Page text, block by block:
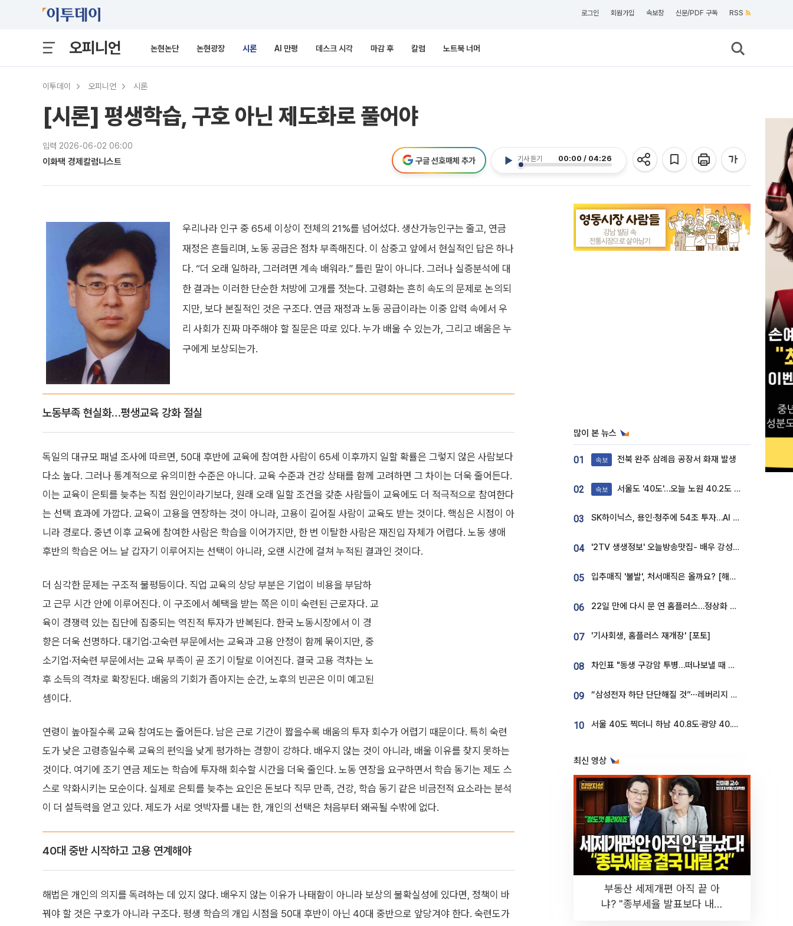
로그인 회원가입 속보창 신문/PDF 구독 RSS
오피니언 논현논단 논현광장 시론 AI 만평 데스크 시각 마감 후 칼럼 노트북 너머
이투데이 오피니언 시론
[시론] 평생학습, 구호 아닌 제도화로 풀어야
입력 2026-06-02 06:00
이화택 경제칼럼니스트 기사 듣기 00:00 / 04:26
구글 선호매체 추가
우리나라 인구 중 65세 이상이 전체의 21%를 넘어섰다. 생산가능인구는 줄고, 연금
재정은 흔들리며, 노동 공급은 점차 부족해진다. 이 삼중고 앞에서 현실적인 답은 하나
다. “더 오래 일하라, 그러려면 계속 배워라.” 틀린 말이 아니다. 그러나 실증분석에 대
한 결과는 이러한 단순한 처방에 고개를 젓는다. 고령화는 흔히 속도의 문제로 논의되
지만, 보다 본질적인 것은 구조다. 연금 재정과 노동 공급이라는 이중 압력 속에서 우
리 사회가 진짜 마주해야 할 질문은 따로 있다. 누가 배울 수 있는가, 그리고 배움은 누
구에게 보상되는가.
노동부족 현실화…평생교육 강화 절실
독일의 대규모 패널 조사에 따르면, 50대 후반에 교육에 참여한 사람이 65세 이후까지 일할 확률은 그렇지 않은 사람보다
다소 높다. 그러나 통계적으로 유의미한 수준은 아니다. 교육 수준과 건강 상태를 함께 고려하면 그 차이는 더욱 줄어든다.
이는 교육이 은퇴를 늦추는 직접 원인이라기보다, 원래 오래 일할 조건을 갖춘 사람들이 교육에도 더 적극적으로 참여한다
는 선택 효과에 가깝다. 교육이 고용을 연장하는 것이 아니라, 고용이 길어질 사람이 교육도 받는 것이다. 핵심은 시점이 아
니라 경로다. 중년 이후 교육에 참여한 사람은 학습을 이어가지만, 한 번 이탈한 사람은 재진입 자체가 어렵다. 노동 생애
후반의 학습은 어느 날 갑자기 이루어지는 선택이 아니라, 오랜 시간에 걸쳐 누적된 결과인 것이다.
더 심각한 문제는 구조적 불평등이다. 직업 교육의 상당 부분은 기업이 비용을 부담하
고 근무 시간 안에 이루어진다. 이 구조에서 혜택을 받는 쪽은 이미 숙련된 근로자다. 교
육이 경쟁력 있는 집단에 집중되는 역진적 투자가 반복된다. 한국 노동시장에서 이 경
향은 더욱 선명하다. 대기업·고숙련 부문에서는 교육과 고용 안정이 함께 묶이지만, 중
소기업·저숙련 부문에서는 교육 부족이 곧 조기 이탈로 이어진다. 결국 고용 격차는 노
후 소득의 격차로 확장된다. 배움의 기회가 좁아지는 순간, 노후의 빈곤은 이미 예고된
셈이다.
연령이 높아질수록 교육 참여도는 줄어든다. 남은 근로 기간이 짧을수록 배움의 투자 회수가 어렵기 때문이다. 특히 숙련
도가 낮은 고령층일수록 교육의 편익을 낮게 평가하는 경향이 강하다. 배우지 않는 것이 아니라, 배울 이유를 찾지 못하는
것이다. 여기에 조기 연금 제도는 학습에 투자해 회수할 시간을 더욱 줄인다. 노동 연장을 요구하면서 학습 동기는 제도 스
스로 약화시키는 모순이다. 실제로 은퇴를 늦추는 요인은 돈보다 직무 만족, 건강, 학습 동기 같은 비금전적 요소라는 분석
이 더 설득력을 얻고 있다. 제도가 서로 엇박자를 내는 한, 개인의 선택은 처음부터 왜곡될 수밖에 없다.
40대 중반 시작하고 고용 연계해야
해법은 개인의 의지를 독려하는 데 있지 않다. 배우지 않는 이유가 나태함이 아니라 보상의 불확실성에 있다면, 정책이 바
꿔야 할 것은 구호가 아니라 구조다. 평생 학습의 개입 시점을 50대 후반이 아닌 40대 중반으로 앞당겨야 한다. 숙련도가
많이 본 뉴스
01 속보 전북 완주 삼례읍 공장서 화재 발생
02 속보 서울도 '40도'…오늘 노원 40.2도 기록
03 SK하이닉스, 용인·청주에 54조 투자…AI 메모리 생산기지 키운다
04 '2TV 생생정보' 오늘방송맛집- 배우 강성진 단골! 쌀국수ㆍ푸팟퐁 커리 맛집 '블○○○'
05 입추매직 '불발', 처서매직은 올까요? [해시태그]
06 22일 만에 다시 문 연 홈플러스…정상화 바쁜데 재고 없어 ‘발동동’[가보니]
07 '기사회생, 홈플러스 재개장' [포토]
08 차인표 "동생 구강암 투병…떠나보낼 때 가장 힘들었다”
09 “삼성전자 하단 단단해질 것”⋯레버리지 규제에 쏠림 완화 [찐코노미]
10 서울 40도 찍더니 하남 40.8도·광양 40.2도…전국 '펄펄'
최신 영상
부동산 세제개편 아직 끝 아
냐? "종부세율 발표보다 내릴